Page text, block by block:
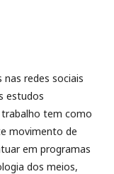
redes sociais
estudos
tem como
movimento de
em programas
dos meios,